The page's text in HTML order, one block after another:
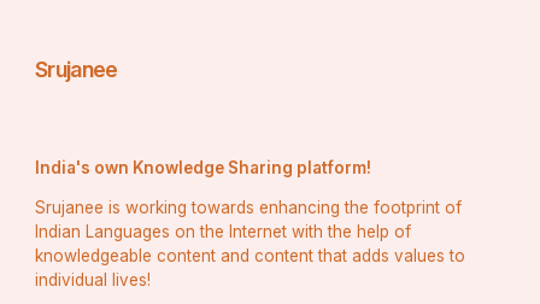
महाशिवरात्रि का पर्व हमें सिखाता है कि जीवन में हर कठिनाई का
Srujanee
India's own Knowledge Sharing platform!
Srujanee is working towards enhancing the footprint of
Indian Languages on the Internet with the help of
knowledgeable content and content that adds values to
individual lives!